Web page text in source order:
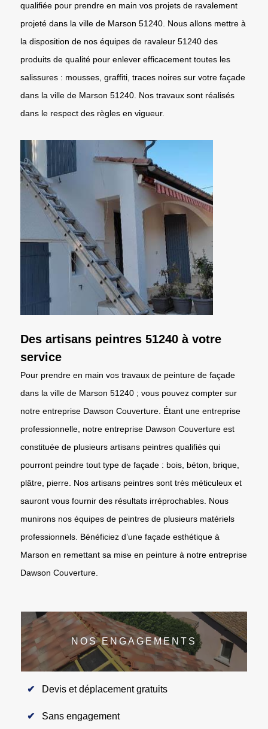
qualifiée pour prendre en main vos projets de ravalement
projeté dans la ville de Marson 51240. Nous allons mettre à
la disposition de nos équipes de ravaleur 51240 des
produits de qualité pour enlever efficacement toutes les
salissures : mousses, graffiti, traces noires sur votre façade
dans la ville de Marson 51240. Nos travaux sont réalisés
dans le respect des règles en vigueur.
Des artisans peintres 51240 à votre
service
Pour prendre en main vos travaux de peinture de façade
dans la ville de Marson 51240 ; vous pouvez compter sur
notre entreprise Dawson Couverture. Étant une entreprise
professionnelle, notre entreprise Dawson Couverture est
constituée de plusieurs artisans peintres qualifiés qui
pourront peindre tout type de façade : bois, béton, brique,
plâtre, pierre. Nos artisans peintres sont très méticuleux et
sauront vous fournir des résultats irréprochables. Nous
munirons nos équipes de peintres de plusieurs matériels
professionnels. Bénéficiez d’une façade esthétique à
Marson en remettant sa mise en peinture à notre entreprise
Dawson Couverture.
NOS ENGAGEMENTS
Devis et déplacement gratuits
Sans engagement